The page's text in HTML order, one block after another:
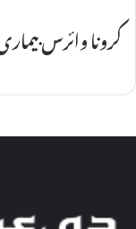
کرونا وائرس